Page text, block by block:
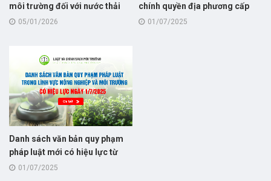
môi trường đối với nước thải
quy định tại Nghị định số
05/01/2026
chính quyền địa phương cấp
tỉnh và cấp xã trong lĩnh vực
01/07/2025
Danh sách văn bản quy phạm
pháp luật mới có hiệu lực từ
1/7/2025 trong lĩnh vực nông
01/07/2025